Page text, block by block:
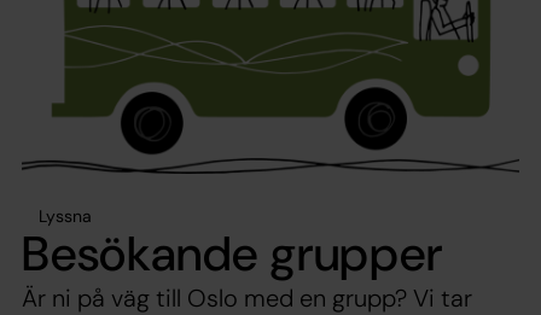
Lyssna
Besökande grupper
Är ni på väg till Oslo med en grupp? Vi tar